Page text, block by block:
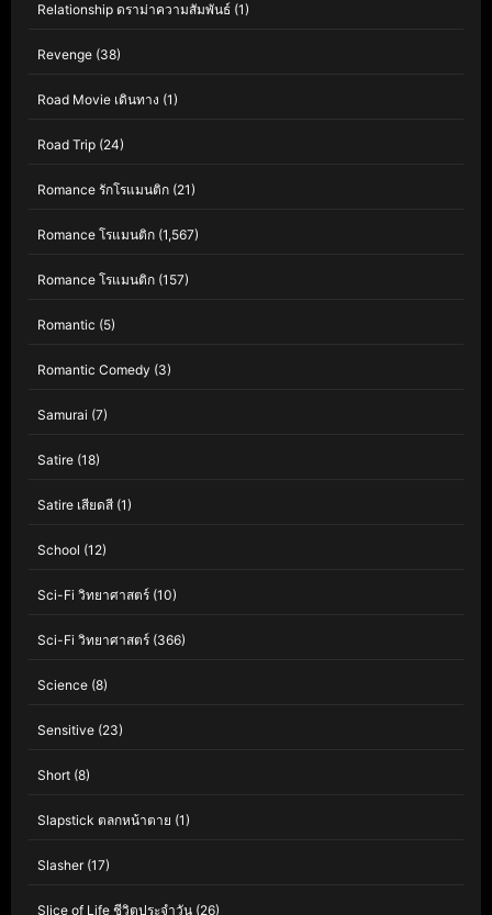
Relationship ดราม่าความสัมพันธ์ (1)
Revenge (38)
Road Movie เดินทาง (1)
Road Trip (24)
Romance รักโรแมนติก (21)
Romance โรแมนติก (1,567)
Romance โรแมนติก (157)
Romantic (5)
Romantic Comedy (3)
Samurai (7)
Satire (18)
Satire เสียดสี (1)
School (12)
Sci-Fi วิทยาศาสตร์ (10)
Sci-Fi วิทยาศาสตร์ (366)
Science (8)
Sensitive (23)
Short (8)
Slapstick ตลกหน้าตาย (1)
Slasher(17)
Slice of Life ชีวิตประจำวัน (26)